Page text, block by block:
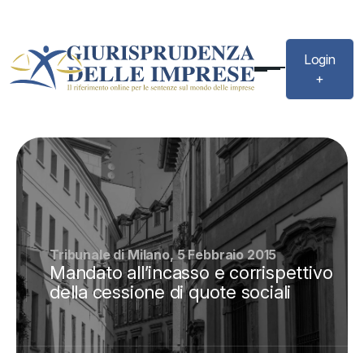
Login
+
Tribunale di Milano, 5 Febbraio 2015
Mandato all’incasso e corrispettivo
della cessione di quote sociali